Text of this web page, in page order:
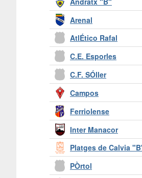
Arenal
AtlÉtico Rafal
C.E. Esporles
C.F. SÓller
Campos
Ferriolense
Inter Manacor
Platges de Calvia
PÒrtol